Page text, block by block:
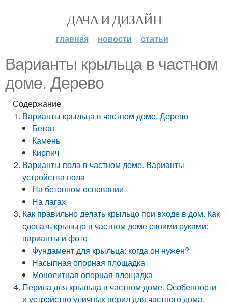
ДАЧА И ДИЗАЙН
главная новости статьи
Варианты крыльца в частном
доме. Дерево
Содержание
Варианты крыльца в частном доме. Дерево
Бетон
Камень
Кирпич
Варианты пола в частном доме. Варианты
устройства пола
На бетонном основании
На лагах
Как правильно делать крыльцо при входе в дом. Как
сделать крыльцо в частном доме своими руками:
варианты и фото
Фундамент для крыльца: когда он нужен?
Насыпная опорная площадка
Монолитная опорная площадка
Перила для крыльца в частном доме. Особенности
и устройство уличных перил для частного дома,